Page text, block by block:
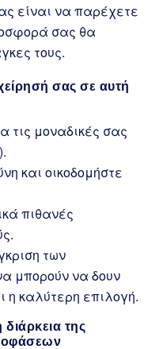
είναι να παρέχετε
σας θα
τους.
σας σε αυτή
τις μοναδικές σας
και οικοδομήστε
πιθανές
των
μπορούν να δουν
η καλύτερη επιλογή.
της